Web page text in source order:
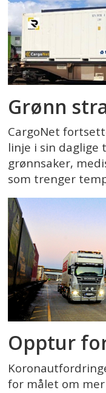
Grønn
CargoNet
linje i sin daglige
grønnsaker,
som trenger
Opptur
for målet om